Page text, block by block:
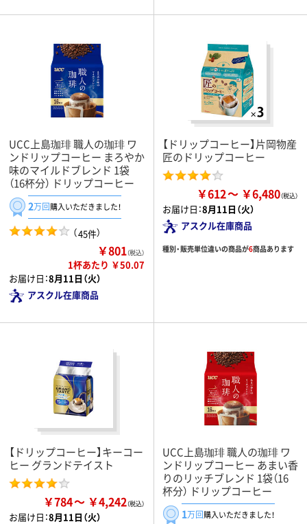
UCC上島珈琲 職人の珈琲 ワ
ンドリップコーヒー まろやか
味のマイルドブレンド 1袋
（16杯分） ドリップコーヒー
2万回購入いただきました！
（45件）
￥801（税込）
1杯あたり ￥50.07
お届け日：8月11日（火）
アスクル在庫商品
【ドリップコーヒー】片岡物産
匠のドリップコーヒー
￥612 ￥6,480
お届け日：8月11日（火）
アスクル在庫商品
種別・販売単位違いの商品が6商品あります
【ドリップコーヒー】キーコー
ヒー グランドテイスト
￥784 ￥4,242
お届け日：8月11日（火）
UCC上島珈琲 職人の珈琲 ワ
ンドリップコーヒー あまい香
りのリッチブレンド 1袋（16
杯分） ドリップコーヒー
1万回購入いただきました！